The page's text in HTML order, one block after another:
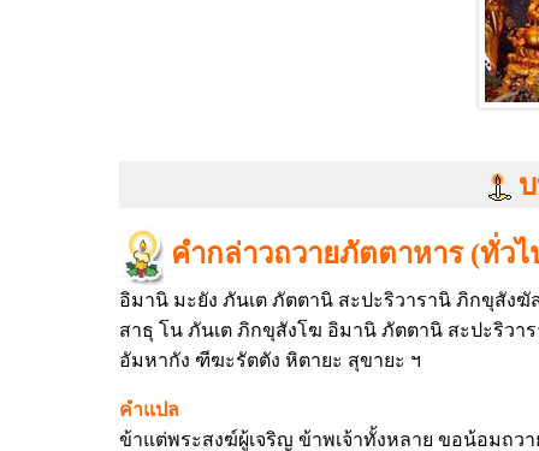
คำกล่าวถวายภัตตาหาร (ทั่วไ
อิมานิ มะยัง ภันเต ภัตตานิ สะปะริวารานิ ภิกขุสัง
สาธุ โน ภันเต ภิกขุสังโฆ อิมานิ ภัตตานิ สะปะริว
อัมหากัง ฑีฆะรัตตัง หิตายะ สุขายะ ฯ
คำแปล
ข้าแต่พระสงฆ์ผู้เจริญ ข้าพเจ้าทั้งหลาย ขอน้อมถว